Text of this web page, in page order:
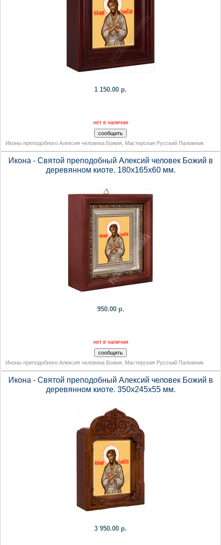
1 150.00 р.
нет в наличии
Иконы преподобного Алексия человека Божия Мастерская Русский Паломник
Икона - Святой преподобный Алексий человек Божий в
деревянном киоте. 180х165х60 мм.
950.00 р.
нет в наличии
Иконы преподобного Алексия человека Божия Мастерская Русский Паломник
Икона - Святой преподобный Алексий человек Божий в
деревянном киоте. 350х245х55 мм.
3 950.00 р.